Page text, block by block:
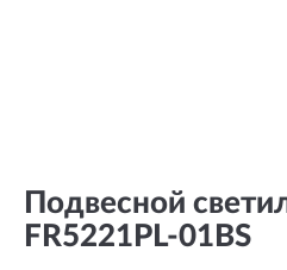
Подвесной
FR5221PL-01BS